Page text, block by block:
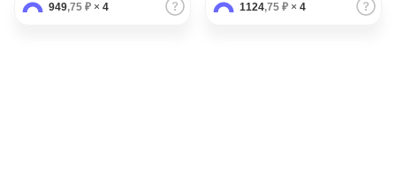
949,75 ₽ × 4 1124,75 ₽ × 4